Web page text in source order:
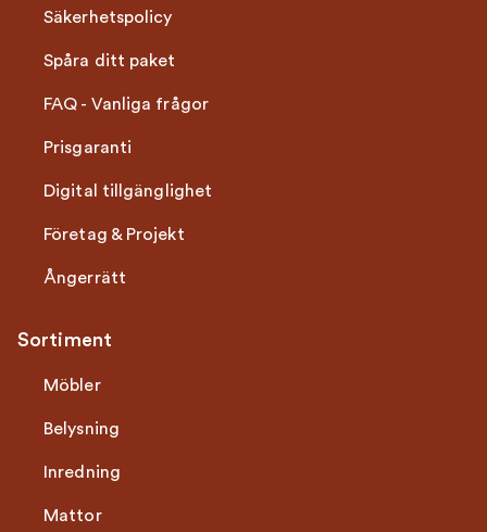
Säkerhetspolicy
Spåra ditt paket
FAQ - Vanliga frågor
Prisgaranti
Digital tillgänglighet
Företag & Projekt
Ångerrätt
Sortiment
Möbler
Belysning
Inredning
Mattor